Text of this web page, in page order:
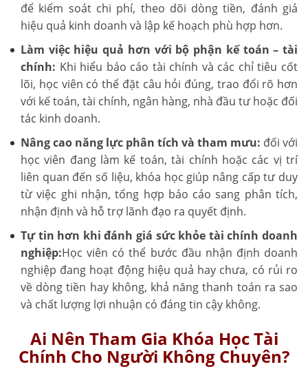
để kiểm soát chi phí, theo dõi dòng tiền, đánh giá
hiệu quả kinh doanh và lập kế hoạch phù hợp hơn.
Làm việc hiệu quả hơn với bộ phận kế toán – tài
chính: Khi hiểu báo cáo tài chính và các chỉ tiêu cốt
lõi, học viên có thể đặt câu hỏi đúng, trao đổi rõ hơn
với kế toán, tài chính, ngân hàng, nhà đầu tư hoặc đối
tác kinh doanh.
Nâng cao năng lực phân tích và tham mưu: đối với
học viên đang làm kế toán, tài chính hoặc các vị trí
liên quan đến số liệu, khóa học giúp nâng cấp tư duy
từ việc ghi nhận, tổng hợp báo cáo sang phân tích,
nhận định và hỗ trợ lãnh đạo ra quyết định.
Tự tin hơn khi đánh giá sức khỏe tài chính doanh
nghiệp:Học viên có thể bước đầu nhận định doanh
nghiệp đang hoạt động hiệu quả hay chưa, có rủi ro
về dòng tiền hay không, khả năng thanh toán ra sao
và chất lượng lợi nhuận có đáng tin cậy không.
Ai Nên Tham Gia Khóa Học Tài
Chính Cho Người Không Chuyên?